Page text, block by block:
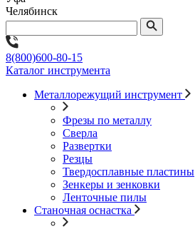
Челябинск
8(800)600-80-15
Каталог инструмента
Металлорежущий инструмент
Фрезы по металлу
Сверла
Развертки
Резцы
Твердосплавные пластины
Зенкеры и зенковки
Ленточные пилы
Станочная оснастка